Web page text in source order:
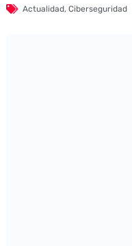
Actualidad, Ciberseguridad